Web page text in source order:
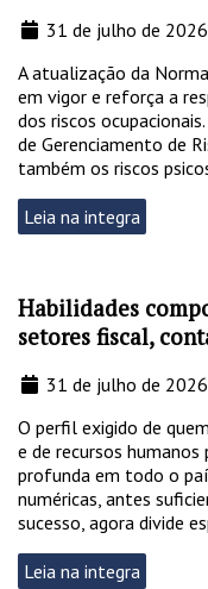
31 de julho de 2026
A atualização da
em vigor e reforça a
dos riscos
de Gerenciamento de
também os riscos
Leia na integra
Habilidades
setores fiscal,
31 de julho de 2026
O perfil exigido de
e de recursos
profunda em todo o
numéricas, antes
sucesso, agora divide
Leia na integra